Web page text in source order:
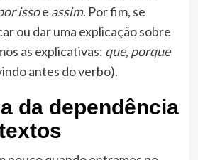
issoe assim. Por fim, se
ou dar uma explicação sobre
as explicativas: que, porque
antes do verbo).
da dependência